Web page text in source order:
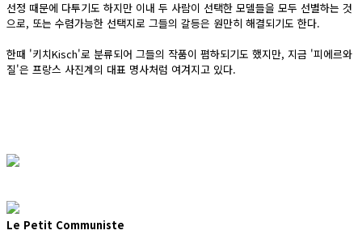
선정 때문에 다투기도 하지만 이내 두 사람이 선택한 모델들을 모두 선별하는 것
으로, 또는 수렴가능한 선택지로 그들의 갈등은 원만히 해결되기도 한다.
한때 '키치Kisch'로 분류되어 그들의 작품이 폄하되기도 했지만, 지금 '피에르와
질'은 프랑스 사진계의 대표 명사처럼 여겨지고 있다.
Le Petit Communiste